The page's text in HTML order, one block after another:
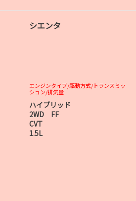
シエンタ
エンジンタイプ/駆動方式/トランスミッ
ション/排気量
ハイブリッド
2WD FF
CVT
1.5L